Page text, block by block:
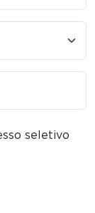
seletivo